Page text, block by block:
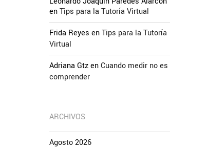
enTips para la Tutoría Virtual
Frida Reyes enTips para la Tutoría
Virtual
Adriana GtzenCuando medir no es
comprender
ARCHIVOS
Agosto 2026